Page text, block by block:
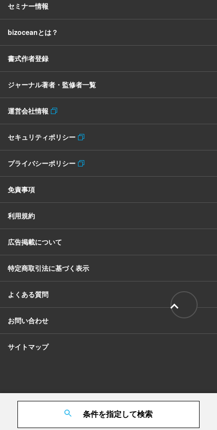
条件を指定して検索
セミナー情報
bizoceanとは？
書式作者登録
ジャーナル著者・監修者一覧
運営会社情報
セキュリティポリシー
プライバシーポリシー
免責事項
利用規約
広告掲載について
特定商取引法に基づく表示
よくある質問
お問い合わせ
サイトマップ